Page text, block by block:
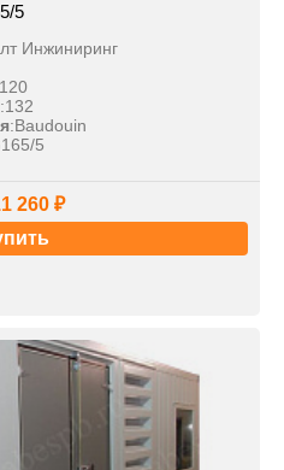
5
Инжиниринг
120
:132
:Baudouin
5
260 ₽